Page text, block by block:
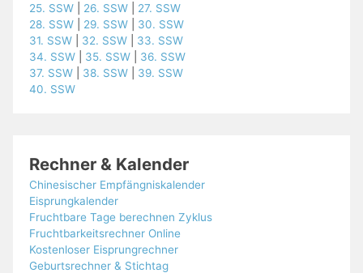
25. SSW
26. SSW
27. SSW
28. SSW
29. SSW
30. SSW
31. SSW
32. SSW
33. SSW
34. SSW
35. SSW
36. SSW
37. SSW
38. SSW
39. SSW
40. SSW
Rechner & Kalender
Chinesischer Empfängniskalender
Eisprungkalender
Fruchtbare Tage berechnen Zyklus
Fruchtbarkeitsrechner Online
Kostenloser Eisprungrechner
Geburtsrechner & Stichtag